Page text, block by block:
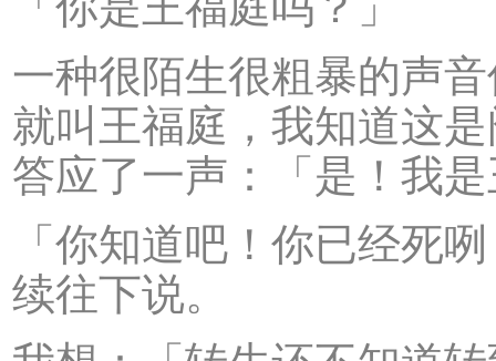
一种很陌生很粗暴的声
就叫王福庭，我知道这
答应了一声：「是！我
「你知道吧！你已经死
续往下说。